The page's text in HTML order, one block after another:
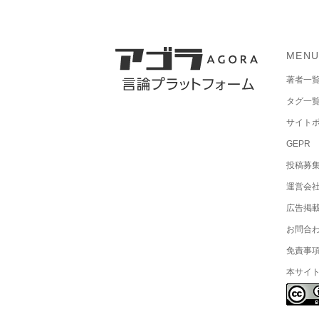
MENU
著者一
タグ一
サイト
GEPR
投稿募
運営会
広告掲
お問合
免責事
本サイ